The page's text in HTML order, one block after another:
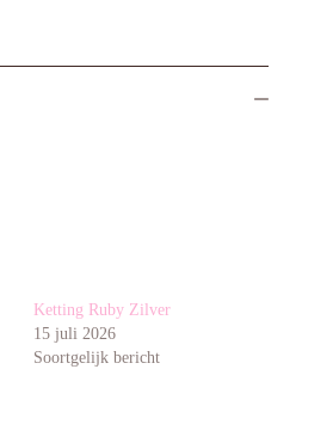
Ketting Ruby Zilver
15 juli 2026
Soortgelijk bericht